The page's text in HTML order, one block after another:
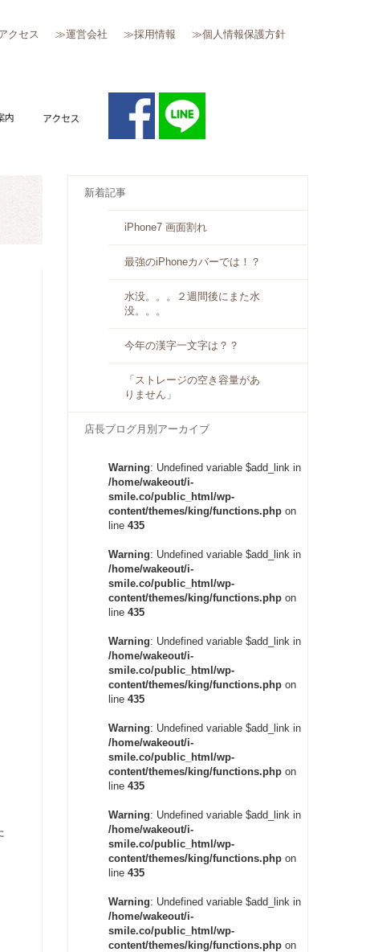
クセス ≫運営会社 ≫採用情報 ≫個人情報保護方針
キャンペーン案内アクセス
新着記事
iPhone7 画面割れ
最強のiPhoneカバーでは！？
水没。。。２週間後にまた水
没。。。
今年の漢字一文字は？？
「ストレージの空き容量があ
りません」
店長ブログ月別アーカイブ
Warning: Undefined variable $add_link in
/home/wakeout/i-
smile.co/public_html/wp-
content/themes/king/functions.phpon
line 435
Warning: Undefined variable $add_link in
/home/wakeout/i-
smile.co/public_html/wp-
content/themes/king/functions.phpon
line 435
Warning: Undefined variable $add_link in
/home/wakeout/i-
smile.co/public_html/wp-
content/themes/king/functions.phpon
line 435
Warning: Undefined variable $add_link in
/home/wakeout/i-
smile.co/public_html/wp-
content/themes/king/functions.phpon
line 435
Warning: Undefined variable $add_link in
/home/wakeout/i-
smile.co/public_html/wp-
content/themes/king/functions.phpon
line 435
Warning: Undefined variable $add_link in
/home/wakeout/i-
smile.co/public_html/wp-
content/themes/king/functions.phpon